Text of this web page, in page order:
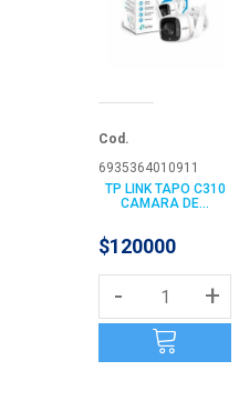
Cod.
6935364010911
TP LINK TAPO C310
CAMARA DE...
$120000
- +